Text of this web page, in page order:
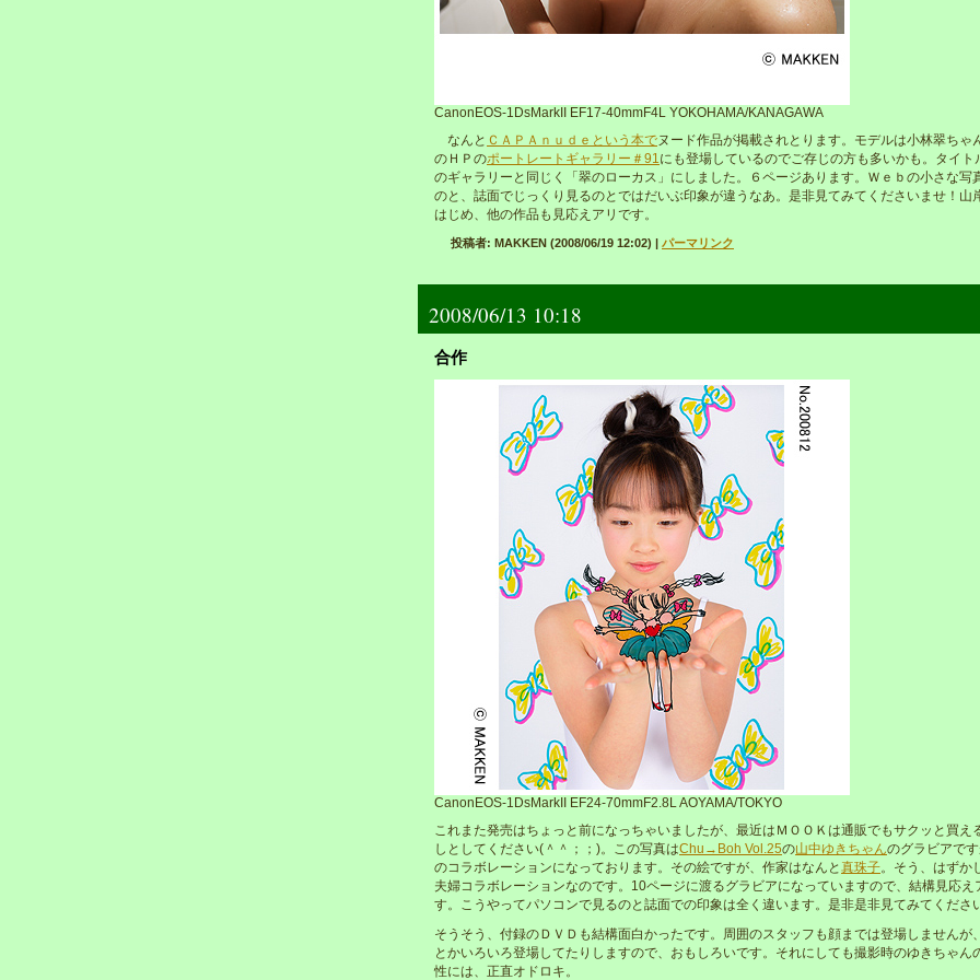
CanonEOS-1DsMarkII EF17-40mmF4L YOKOHAMA/KANAGAWA
なんと ＣＡＰＡｎｕｄｅという本でヌード作品が掲載されとります。モデルは小林翠ちゃ
のＨＰのポートレートギャラリー＃91にも登場しているのでご存じの方も多いかも。タイト
のギャラリーと同じく「翠のローカス」にしました。６ページあります。Ｗｅｂの小さな写
のと、誌面でじっくり見るのとではだいぶ印象が違うなあ。是非見てみてくださいませ！山
はじめ、他の作品も見応えアリです。
投稿者: MAKKEN (2008/06/19 12:02) | パーマリンク
2008/06/13 10:18
合作
CanonEOS-1DsMarkII EF24-70mmF2.8L AOYAMA/TOKYO
これまた発売はちょっと前になっちゃいましたが、最近はＭＯＯＫは通販でもサクッと買え
しとしてください(＾＾；；)。この写真はChu→Boh Vol.25の山中ゆきちゃんのグラビアで
のコラボレーションになっております。その絵ですが、作家はなんと 真珠子。そう、はずか
夫婦コラボレーションなのです。10ページに渡るグラビアになっていますので、結構見応え
す。こうやってパソコンで見るのと誌面での印象は全く違います。是非是非見てみてくださ
そうそう、付録のＤＶＤも結構面白かったです。周囲のスタッフも顔までは登場しませんが
とかいろいろ登場してたりしますので、おもしろいです。それにしても撮影時のゆきちゃん
性には、正直オドロキ。